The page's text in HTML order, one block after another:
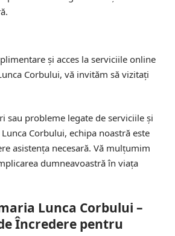
și acces la serviciile online
Corbului, vă invităm să vizitați
sau probleme legate de serviciile și
Corbului, echipa noastră este
asistența necesară. Vă mulțumim
dumneavoastră în viața
Lunca Corbului –
Încredere pentru